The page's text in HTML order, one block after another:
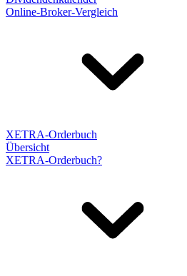
Online-Broker-Vergleich
XETRA-Orderbuch
Übersicht
XETRA-Orderbuch?